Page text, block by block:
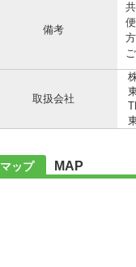
備考
取扱会社
マップ MAP